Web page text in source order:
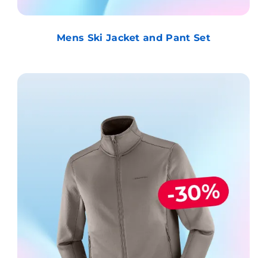
Mens Ski Jacket and Pant Set